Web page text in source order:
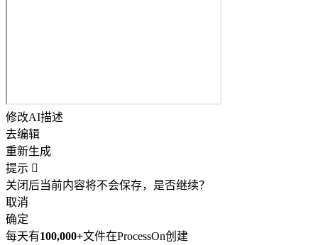
修改AI描述
去编辑
重新生成
提示 
关闭后当前内容将不会保存，是否继续？
取消
确定
每天有100,000+文件在ProcessOn创建